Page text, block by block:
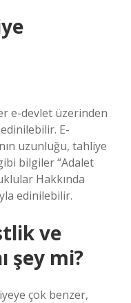
e-devlet üzerinden
E-
uzunluğu, tahliye
bilgiler “Adalet
Hakkında
edinilebilir.
ve
şey mi?
çok benzer,